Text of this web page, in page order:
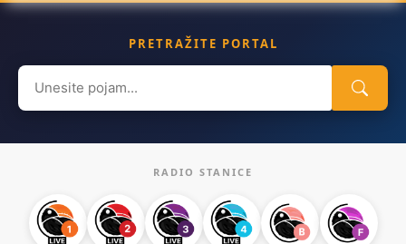
PRETRAŽITE PORTAL
Search
for:
RADIO STANICE